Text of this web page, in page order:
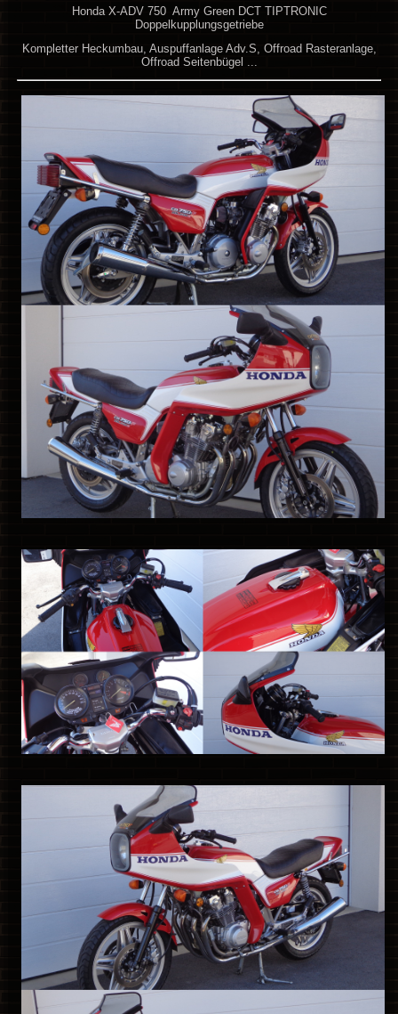
Honda X-ADV 750 Army Green DCT TIPTRONIC
Doppelkupplungsgetriebe
Kompletter Heckumbau, Auspuffanlage Adv.S, Offroad Rasteranlage,
Offroad Seitenbügel ...